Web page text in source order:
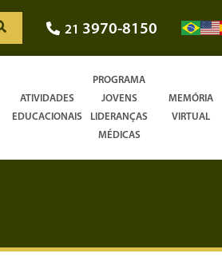
21 3970-8150
ATIVIDADES
EDUCACIONAIS
PROGRAMA
JOVENS
LIDERANÇAS
MÉDICAS
MEMÓRIA
VIRTUAL